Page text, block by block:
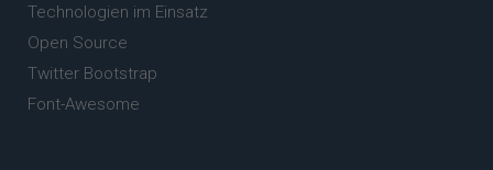
Technologien im Einsatz
Open Source
Twitter Bootstrap
Font-Awesome